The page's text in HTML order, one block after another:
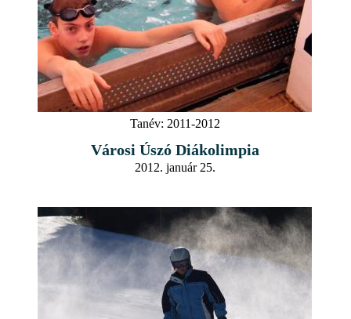
Tanév: 2011-2012
Városi Úszó Diákolimpia
2012. január 25.